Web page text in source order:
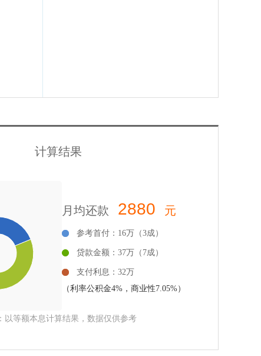
计算结果
月均还款 2880 元
参考首付：16万（3成）
贷款金额：37万（7成）
支付利息：32万
（利率公积金4%，商业性7.05%）
以等额本息计算结果，数据仅供参考